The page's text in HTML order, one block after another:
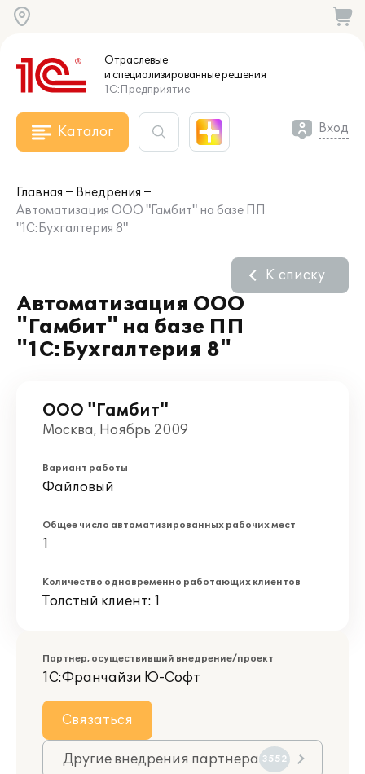
Отраслевые
и специализированныерешения
1С:Предприятие
Каталог Вход
Главная
Внедрения
Автоматизация ООО "Гамбит" на базе ПП
"1С:Бухгалтерия 8"
Автоматизация ООО
"Гамбит" на базе ПП
"1С:Бухгалтерия 8"
К списку
ООО "Гамбит"
Москва, Ноябрь 2009
Вариант работы
Файловый
Общее число автоматизированных рабочих мест
1
Количество одновременно работающих клиентов
Толстый клиент: 1
Партнер, осуществивший внедрение/проект
1С:Франчайзи Ю-Софт
Связаться
Другие внедрения партнера 3552